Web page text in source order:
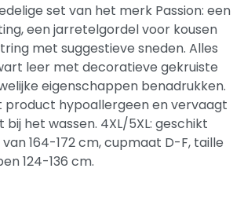
set van het merk Passion: een
een jarretelgordel voor kousen
met suggestieve sneden. Alles
leer met decoratieve gekruiste
eigenschappen benadrukken.
product hypoallergeen en vervaagt
het wassen. 4XL/5XL: geschikt
164-172 cm, cupmaat D-F, taille
124-136 cm.